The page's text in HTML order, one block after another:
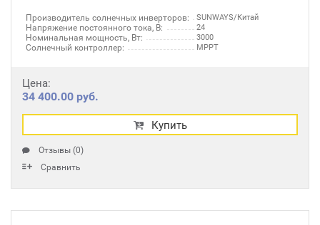
Производитель солнечных инверторов: SUNWAYS/Китай
Напряжение постоянного тока, В: 24
Номинальная мощность, Вт: 3000
Солнечный контроллер: MPPT
Цена:
34 400.00 руб.
Купить
Отзывы (0)
Сравнить